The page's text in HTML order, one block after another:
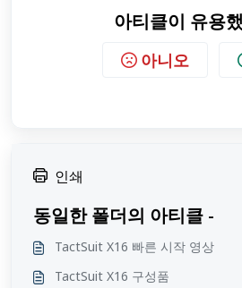
아티클이 유용
아니오
인쇄
동일한 폴더의 아티클 -
TactSuit X16 빠른 시작 영상
TactSuit X16 구성품